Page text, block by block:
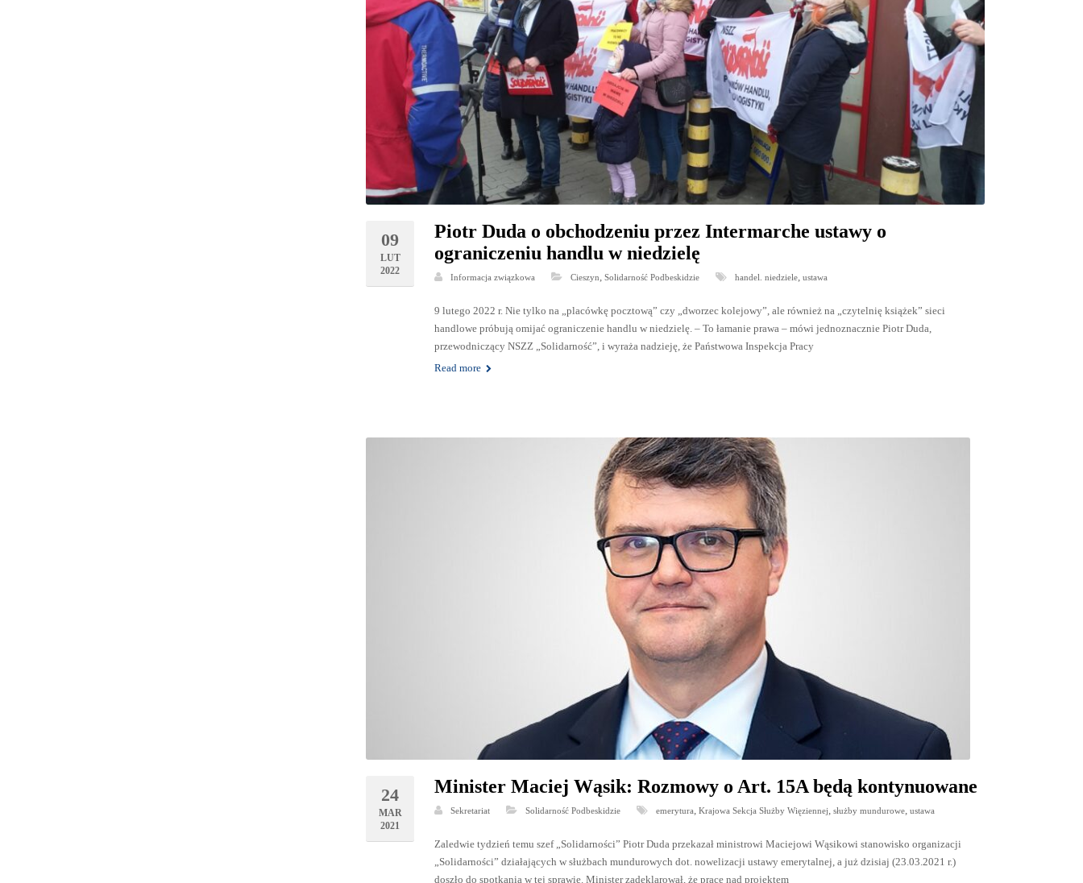
09
LUT
2022
Piotr Duda o obchodzeniu przez Intermarche ustawy o
ograniczeniu handlu w niedzielę
Informacja związkowa Cieszyn ,Solidarność Podbeskidzie handel. niedziele ,ustawa
9 lutego 2022 r. Nie tylko na „placówkę pocztową” czy „dworzec kolejowy”, ale również na „czytelnię książek” sieci
handlowe próbują omijać ograniczenie handlu w niedzielę. – To łamanie prawa – mówi jednoznacznie Piotr Duda,
przewodniczący NSZZ „Solidarność”, i wyraża nadzieję, że Państwowa Inspekcja Pracy
Read more
24
MAR
2021
Minister Maciej Wąsik: Rozmowy o Art. 15A będą kontynuowane
Sekretariat Solidarność Podbeskidzie emerytura ,Krajowa Sekcja Służby Więziennej ,służby mundurowe ,ustawa
Zaledwie tydzień temu szef „Solidarności” Piotr Duda przekazał ministrowi Maciejowi Wąsikowi stanowisko organizacji
„Solidarności” działających w służbach mundurowych dot. nowelizacji ustawy emerytalnej, a już dzisiaj (23.03.2021 r.)
doszło do spotkania w tej sprawie. Minister zadeklarował, że prace nad projektem